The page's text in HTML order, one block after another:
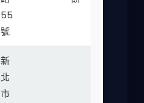
55
號
新
北
市